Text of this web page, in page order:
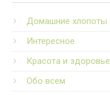
Домашние хлопоты
Интересное
Красота и здоровье
Обо всем